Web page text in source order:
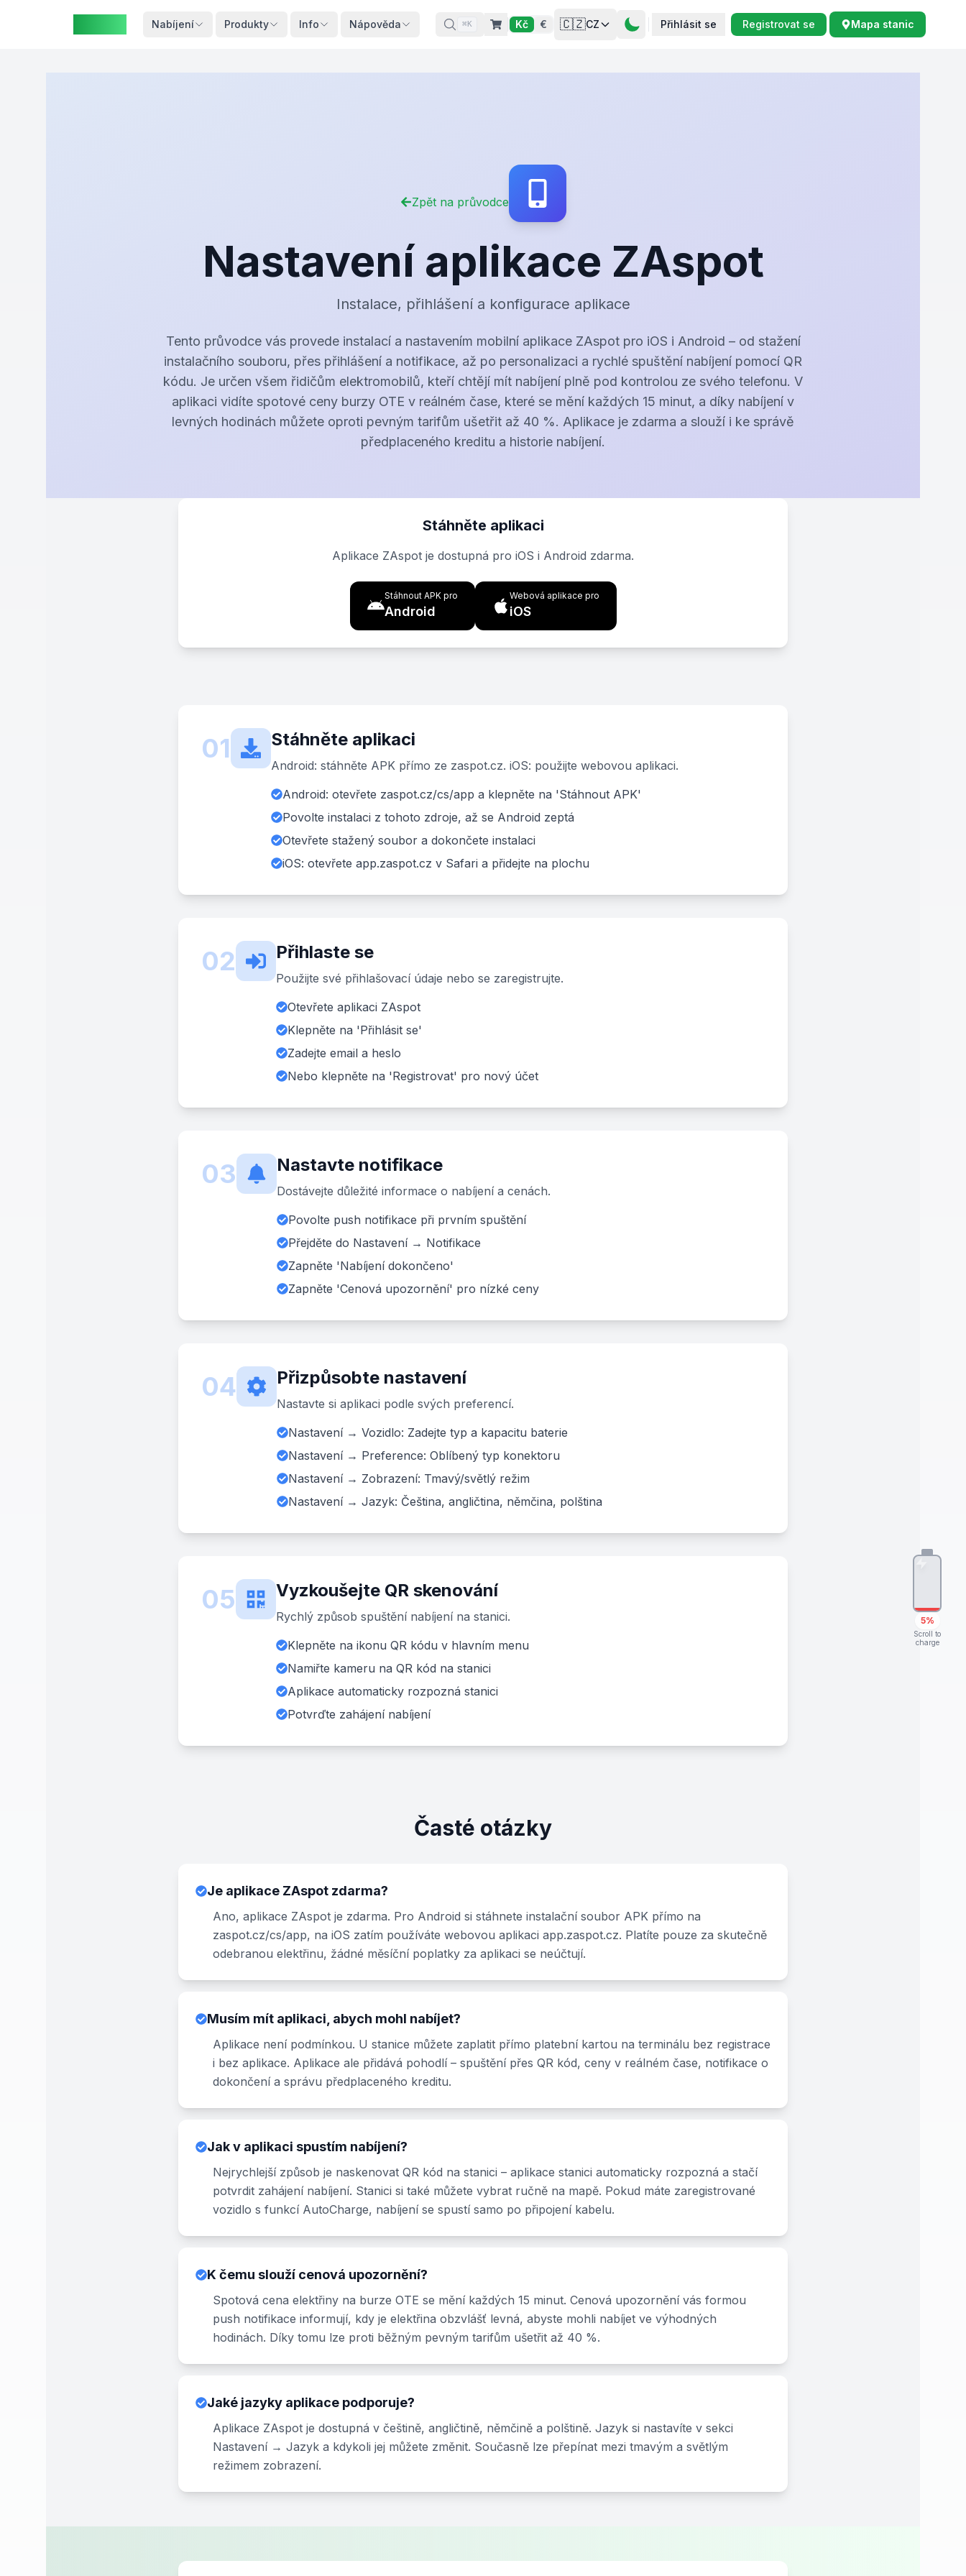
Nabíjení Produkty Info Nápověda ⌘K Kč € 🇨🇿CZ Přihlásit se Registrovat se Mapa stanic
5%
Scroll to
charge
Zpět na průvodce
Nastavení aplikace ZAspot
Instalace, přihlášení a konfigurace aplikace
Tento průvodce vás provede instalací a nastavením mobilní aplikace ZAspot pro iOS i Android – od stažení
instalačního souboru, přes přihlášení a notifikace, až po personalizaci a rychlé spuštění nabíjení pomocí QR
kódu. Je určen všem řidičům elektromobilů, kteří chtějí mít nabíjení plně pod kontrolou ze svého telefonu. V
aplikaci vidíte spotové ceny burzy OTE v reálném čase, které se mění každých 15 minut, a díky nabíjení v
levných hodinách můžete oproti pevným tarifům ušetřit až 40 %. Aplikace je zdarma a slouží i ke správě
předplaceného kreditu a historie nabíjení.
Stáhněte aplikaci
Aplikace ZAspot je dostupná pro iOS i Android zdarma.
Stáhnout APK pro
Android
Webová aplikace pro
iOS
01 Stáhněte aplikaci
Android: stáhněte APK přímo ze zaspot.cz. iOS: použijte webovou aplikaci.
Android: otevřete zaspot.cz/cs/app a klepněte na 'Stáhnout APK'
Povolte instalaci z tohoto zdroje, až se Android zeptá
Otevřete stažený soubor a dokončete instalaci
iOS: otevřete app.zaspot.cz v Safari a přidejte na plochu
02 Přihlaste se
Použijte své přihlašovací údaje nebo se zaregistrujte.
Otevřete aplikaci ZAspot
Klepněte na 'Přihlásit se'
Zadejte email a heslo
Nebo klepněte na 'Registrovat' pro nový účet
03 Nastavte notifikace
Dostávejte důležité informace o nabíjení a cenách.
Povolte push notifikace při prvním spuštění
Přejděte do Nastavení → Notifikace
Zapněte 'Nabíjení dokončeno'
Zapněte 'Cenová upozornění' pro nízké ceny
04 Přizpůsobte nastavení
Nastavte si aplikaci podle svých preferencí.
Nastavení → Vozidlo: Zadejte typ a kapacitu baterie
Nastavení → Preference: Oblíbený typ konektoru
Nastavení → Zobrazení: Tmavý/světlý režim
Nastavení → Jazyk: Čeština, angličtina, němčina, polština
05 Vyzkoušejte QR skenování
Rychlý způsob spuštění nabíjení na stanici.
Klepněte na ikonu QR kódu v hlavním menu
Namiřte kameru na QR kód na stanici
Aplikace automaticky rozpozná stanici
Potvrďte zahájení nabíjení
Časté otázky
Je aplikace ZAspot zdarma?
Ano, aplikace ZAspot je zdarma. Pro Android si stáhnete instalační soubor APK přímo na
zaspot.cz/cs/app, na iOS zatím používáte webovou aplikaci app.zaspot.cz. Platíte pouze za skutečně
odebranou elektřinu, žádné měsíční poplatky za aplikaci se neúčtují.
Musím mít aplikaci, abych mohl nabíjet?
Aplikace není podmínkou. U stanice můžete zaplatit přímo platební kartou na terminálu bez registrace
i bez aplikace. Aplikace ale přidává pohodlí – spuštění přes QR kód, ceny v reálném čase, notifikace o
dokončení a správu předplaceného kreditu.
Jak v aplikaci spustím nabíjení?
Nejrychlejší způsob je naskenovat QR kód na stanici – aplikace stanici automaticky rozpozná a stačí
potvrdit zahájení nabíjení. Stanici si také můžete vybrat ručně na mapě. Pokud máte zaregistrované
vozidlo s funkcí AutoCharge, nabíjení se spustí samo po připojení kabelu.
K čemu slouží cenová upozornění?
Spotová cena elektřiny na burze OTE se mění každých 15 minut. Cenová upozornění vás formou
push notifikace informují, kdy je elektřina obzvlášť levná, abyste mohli nabíjet ve výhodných
hodinách. Díky tomu lze proti běžným pevným tarifům ušetřit až 40 %.
Jaké jazyky aplikace podporuje?
Aplikace ZAspot je dostupná v češtině, angličtině, němčině a polštině. Jazyk si nastavíte v sekci
Nastavení → Jazyk a kdykoli jej můžete změnit. Současně lze přepínat mezi tmavým a světlým
režimem zobrazení.